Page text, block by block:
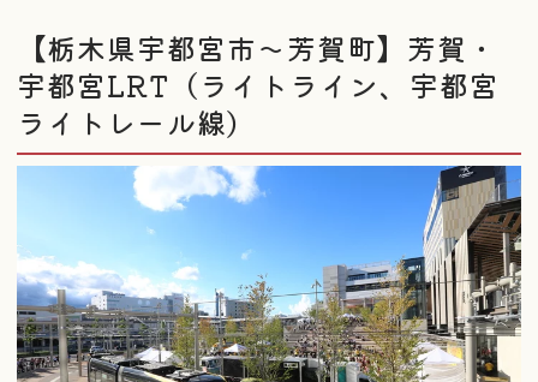
【栃木県宇都宮市～芳賀町】芳賀・
宇都宮LRT（ライトライン、宇都宮
ライトレール線）